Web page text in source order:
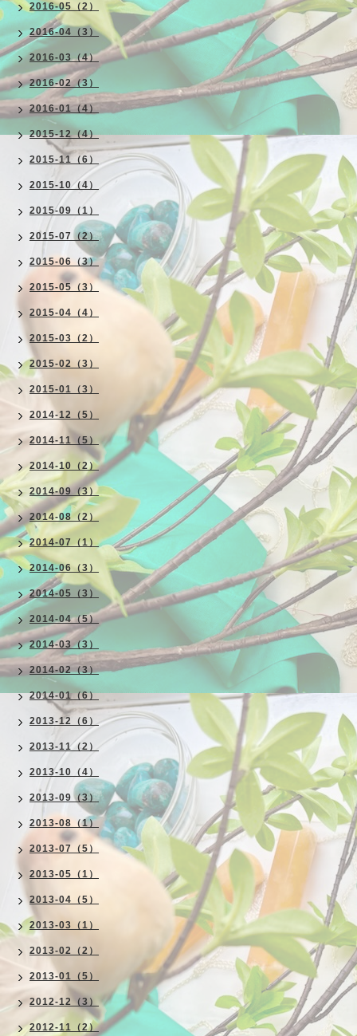
2016-05（2）
2016-04（3）
2016-03（4）
2016-02（3）
2016-01（4）
2015-12（4）
2015-11（6）
2015-10（4）
2015-09（1）
2015-07（2）
2015-06（3）
2015-05（3）
2015-04（4）
2015-03（2）
2015-02（3）
2015-01（3）
2014-12（5）
2014-11（5）
2014-10（2）
2014-09（3）
2014-08（2）
2014-07（1）
2014-06（3）
2014-05（3）
2014-04（5）
2014-03（3）
2014-02（3）
2014-01（6）
2013-12（6）
2013-11（2）
2013-10（4）
2013-09（3）
2013-08（1）
2013-07（5）
2013-05（1）
2013-04（5）
2013-03（1）
2013-02（2）
2013-01（5）
2012-12（3）
2012-11（2）